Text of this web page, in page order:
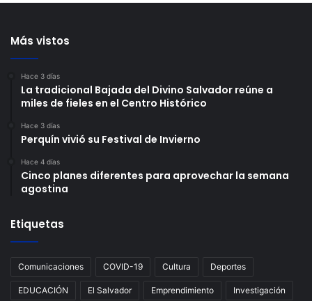
Más vistos
Hace 3 días
La tradicional Bajada del Divino Salvador reúne a
miles de fieles en el Centro Histórico
Hace 3 días
Perquín vivió su Festival de Invierno
Hace 4 días
Cinco planes diferentes para aprovechar la semana
agostina
Etiquetas
Comunicaciones COVID-19 Cultura Deportes
EDUCACIÓN El Salvador Emprendimiento Investigación